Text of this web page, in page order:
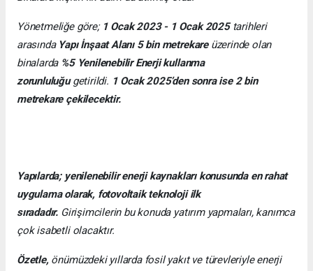
Yönetmeliğe göre; 1 Ocak 2023 - 1 Ocak 2025 tarihleri
arasında Yapı İnşaat Alanı 5 bin metrekare üzerinde olan
binalarda%5 Yenilenebilir Enerji kullanma
zorunluluğugetirildi. 1 Ocak 2025’den sonra ise 2 bin
metrekare çekilecektir.
Yapılarda; yenilenebilir enerji kaynakları konusunda en rahat
uygulama olarak, fotovoltaik teknoloji ilk
sıradadır. Girişimcilerin bu konuda yatırım yapmaları, kanımca
çok isabetli olacaktır.
Özetle,önümüzdeki yıllarda fosil yakıt ve türevleriyle enerji